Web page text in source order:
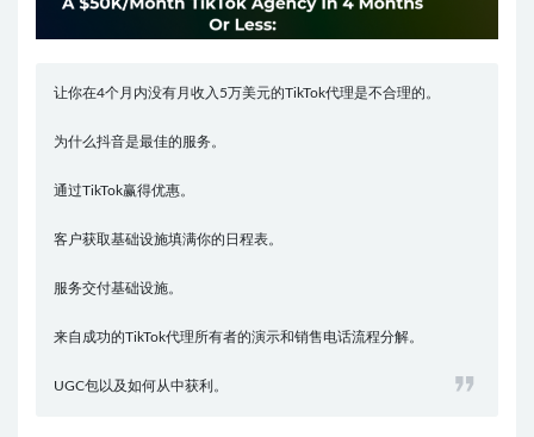
让你在4个月内没有月收入5万美元的TikTok代理是不合理的。
为什么抖音是最佳的服务。
通过TikTok赢得优惠。
客户获取基础设施填满你的日程表。
服务交付基础设施。
来自成功的TikTok代理所有者的演示和销售电话流程分解。
UGC包以及如何从中获利。